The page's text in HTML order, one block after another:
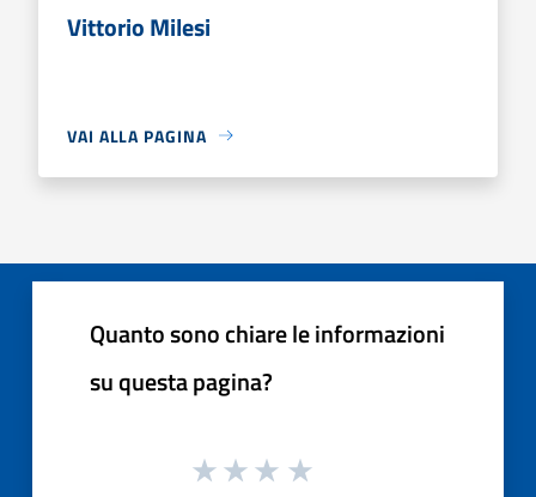
Vittorio Milesi
VAI ALLA PAGINA
Quanto sono chiare le informazioni
su questa pagina?